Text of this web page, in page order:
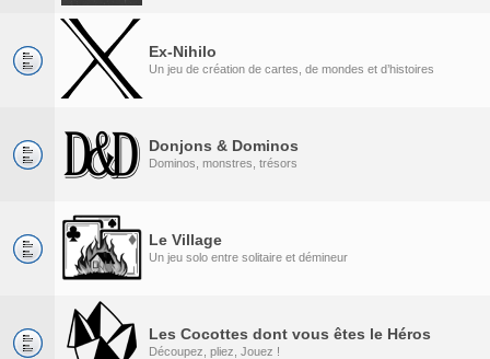
Ex-Nihilo
Un jeu de création de cartes, de mondes et d’histoires
Donjons & Dominos
Dominos, monstres, trésors
Le Village
Un jeu solo entre solitaire et démineur
Les Cocottes dont vous êtes le Héros
Découpez, pliez, Jouez !